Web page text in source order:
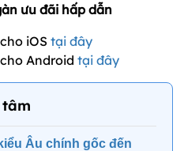
ưu đãi hấp dẫn
iOS tại đây
Android tại đây
Âu chính gốc đến